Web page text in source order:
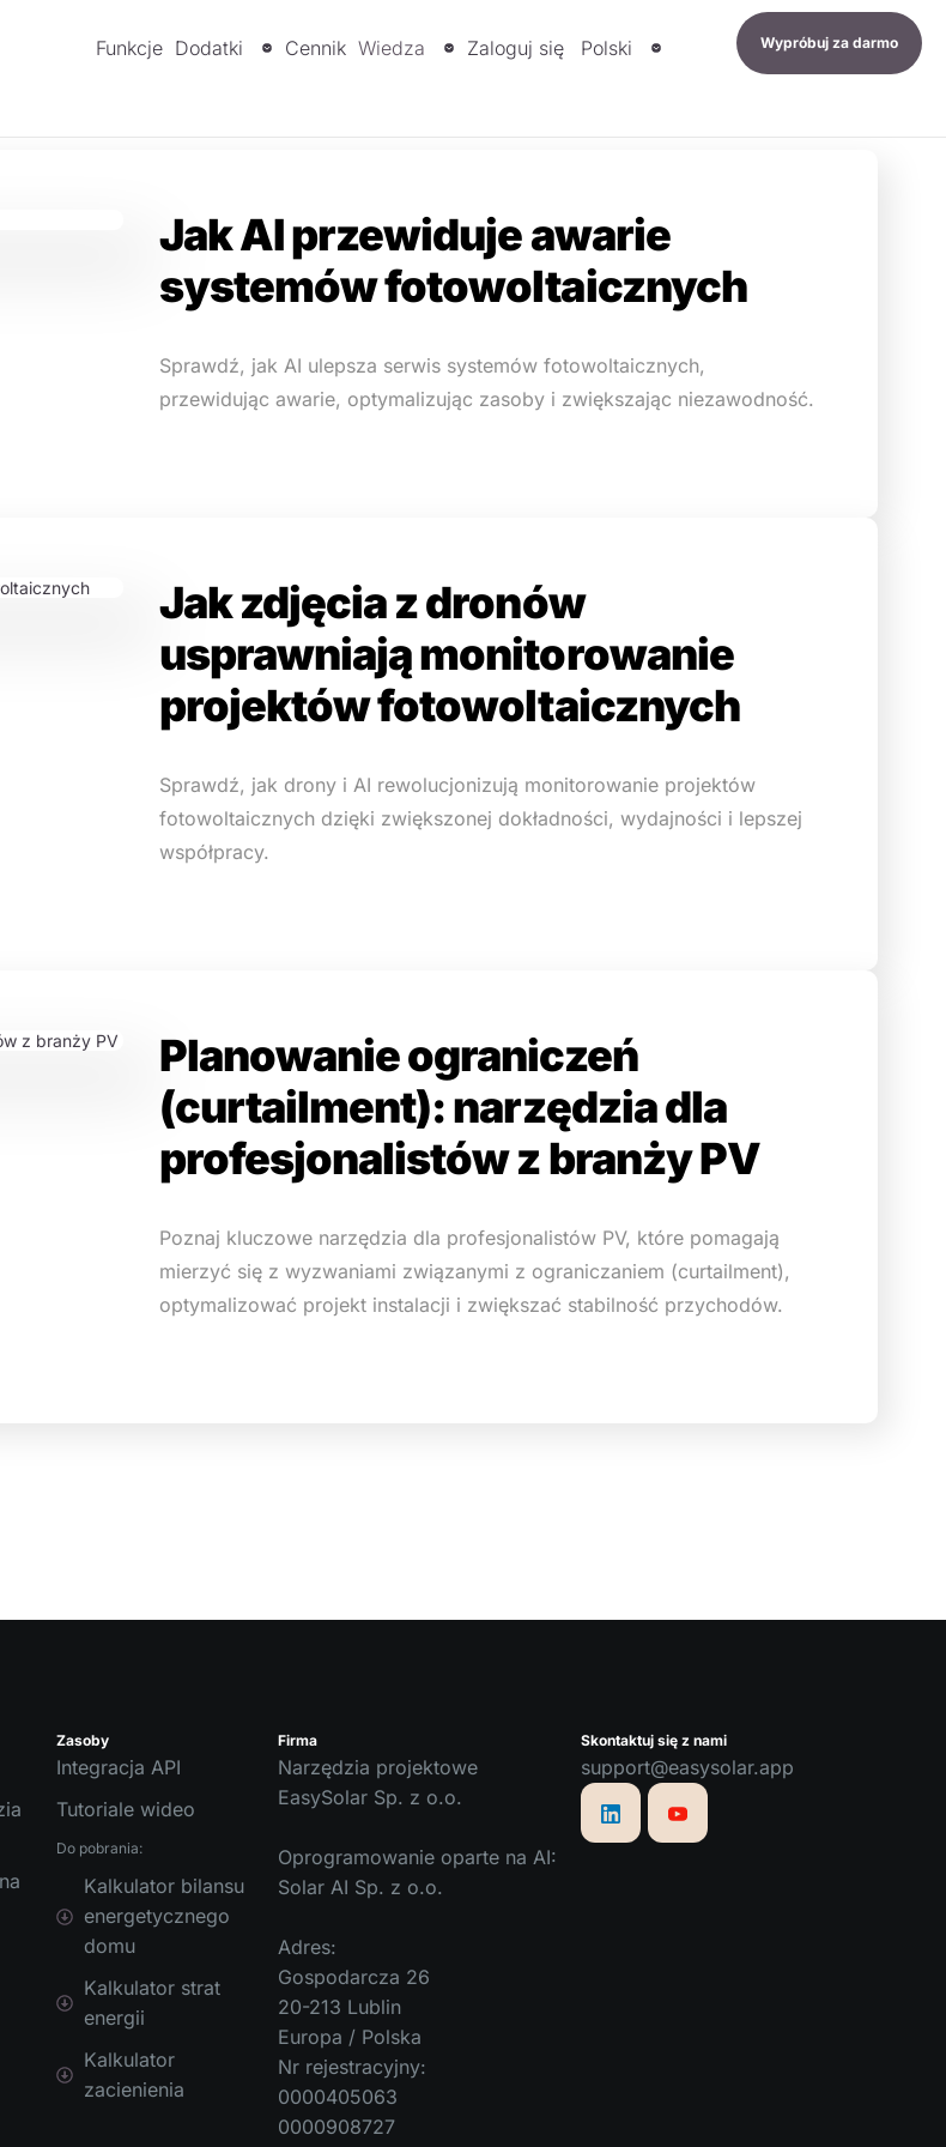
Funkcje Dodatki Cennik Wiedza Zaloguj się Polski Wypróbuj za darmo
Jak AI przewiduje awarie
systemów fotowoltaicznych
Sprawdź, jak AI ulepsza serwis systemów fotowoltaicznych,
przewidując awarie, optymalizując zasoby i zwiększając niezawodność.
Jak zdjęcia z dronów
usprawniają monitorowanie
projektów fotowoltaicznych
Sprawdź, jak drony i AI rewolucjonizują monitorowanie projektów
fotowoltaicznych dzięki zwiększonej dokładności, wydajności i lepszej
współpracy.
Planowanie ograniczeń
(curtailment): narzędzia dla
profesjonalistów z branży PV
Poznaj kluczowe narzędzia dla profesjonalistów PV, które pomagają
mierzyć się z wyzwaniami związanymi z ograniczaniem (curtailment),
optymalizować projekt instalacji i zwiększać stabilność przychodów.
Zasoby
Integracja API
Tutoriale wideo
Do pobrania:
Kalkulator bilansu
energetycznego
domu
Kalkulator strat
energii
Kalkulator
zacienienia
Firma
Narzędzia projektowe
EasySolar Sp. z o.o.
Oprogramowanie oparte na AI:
Solar AI Sp. z o.o.
Adres:
Gospodarcza 26
20-213 Lublin
Europa / Polska
Nr rejestracyjny:
0000405063
0000908727
Skontaktuj się z nami
support@easysolar.app